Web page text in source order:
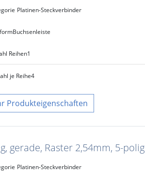
Platinen-Steckverbinder
Buchsenleiste
Reihen1
je Reihe4
Produkteigenschaften
gerade, Raster 2,54mm, 5-polig
Platinen-Steckverbinder